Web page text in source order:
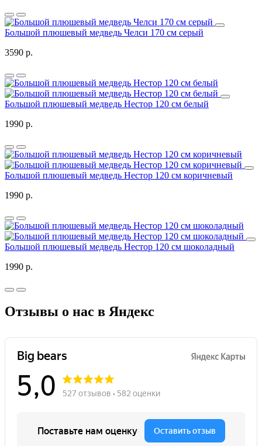
Большой плюшевый медведь Челси 170 см серый
3590 р.
Большой плюшевый медведь Нестор 120 см белый
1990 р.
Большой плюшевый медведь Нестор 120 см коричневый
1990 р.
Большой плюшевый медведь Нестор 120 см шоколадный
1990 р.
Отзывы о нас в Яндекс